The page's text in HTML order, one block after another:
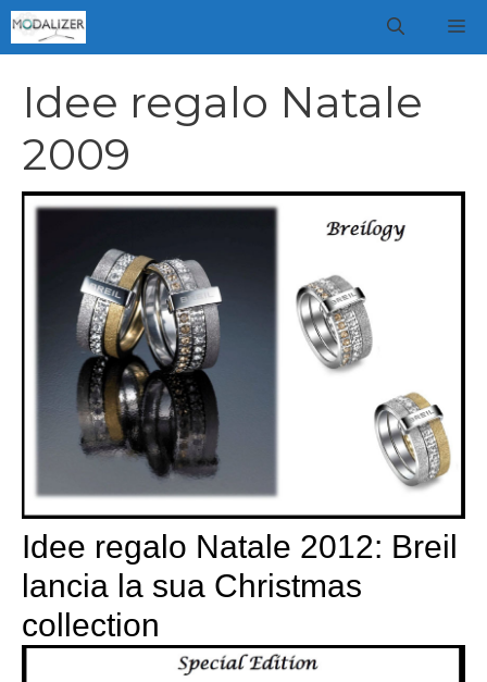
Vai
al
Idee regalo Natale
2009
Idee regalo Natale 2012: Breil
lancia la sua Christmas
collection